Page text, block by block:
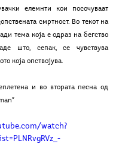
елемнти кои посочуваат
смртност. Во текот на
тема која е одраз на бегство
што, сепак, се чувствува
која опствојува.
и во втората песна од
watch?